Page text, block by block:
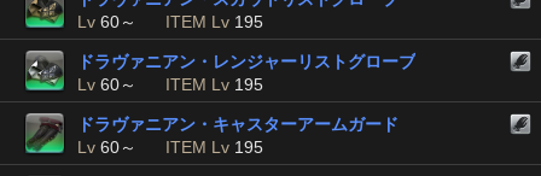
Lv 60～ ITEM Lv 195
ドラヴァニアン・レンジャーリストグローブ
Lv 60～ ITEM Lv 195
ドラヴァニアン・キャスターアームガード
Lv 60～ ITEM Lv 195